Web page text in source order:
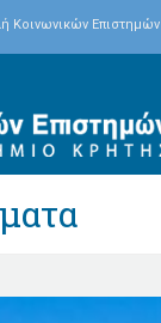
Κοινωνικών Επιστημών